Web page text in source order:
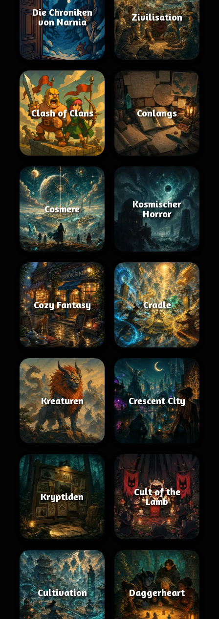
Die Chroniken
von Narnia
Zivilisation
Clash of Clans Conlangs
Cosmere
Kosmischer
Horror
Cozy Fantasy Cradle
Kreaturen Crescent City
Kryptiden
Cult of the
Lamb
Cultivation Daggerheart